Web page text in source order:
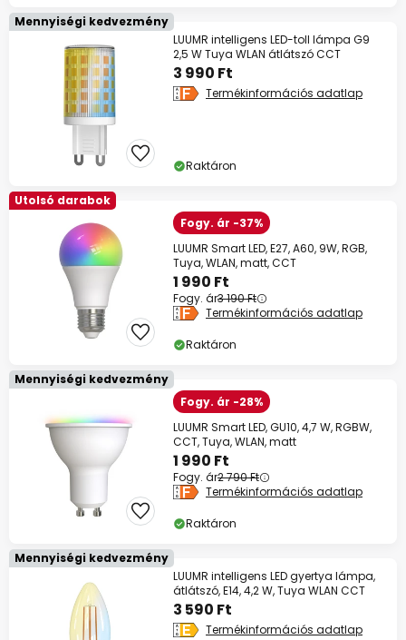
Mennyiségi kedvezmény
LUUMR intelligens LED-toll lámpa G9
2,5 W Tuya WLAN átlátszó CCT
3 990 Ft
Termékinformációs adatlap
Raktáron
Utolsó darabok
Fogy. ár -37%
LUUMR Smart LED, E27, A60, 9W, RGB,
Tuya, WLAN, matt, CCT
1 990 Ft
Fogy. ár3 190 Ft
Termékinformációs adatlap
Raktáron
Mennyiségi kedvezmény
Fogy. ár -28%
LUUMR Smart LED, GU10, 4,7 W, RGBW,
CCT, Tuya, WLAN, matt
1 990 Ft
Fogy. ár2 790 Ft
Termékinformációs adatlap
Raktáron
Mennyiségi kedvezmény
LUUMR intelligens LED gyertya lámpa,
átlátszó, E14, 4,2 W, Tuya WLAN CCT
3 590 Ft
Termékinformációs adatlap